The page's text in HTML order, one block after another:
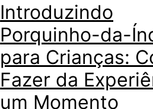
Introduzindo
Porquinho-da-
para Crianças:
Fazer da
um Momento